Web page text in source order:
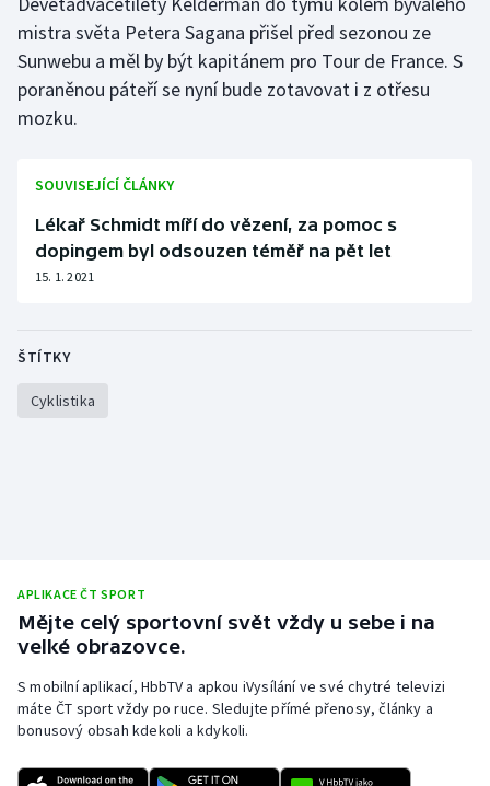
Judo
Krasobruslení
Moderní pětiboj
Olympijské hry
Rychlobruslení
Rychlostní kanoistika
Short track
mistra světa Petera Sagana přišel před sezonou ze
Sunwebu a měl by být kapitánem pro Tour de France. S
poraněnou páteří se nyní bude zotavovat i z otřesu
mozku.
SOUVISEJÍCÍ ČLÁNKY
Lékař Schmidt míří do vězení, za pomoc s
dopingem byl odsouzen téměř na pět let
15. 1. 2021
ŠTÍTKY
Cyklistika
APLIKACE ČT SPORT
Mějte celý sportovní svět vždy u sebe i na
velké obrazovce.
S mobilní aplikací, HbbTV a apkou iVysílání ve své chytré televizi
máte ČT sport vždy po ruce. Sledujte přímé přenosy, články a
bonusový obsah kdekoli a kdykoli.